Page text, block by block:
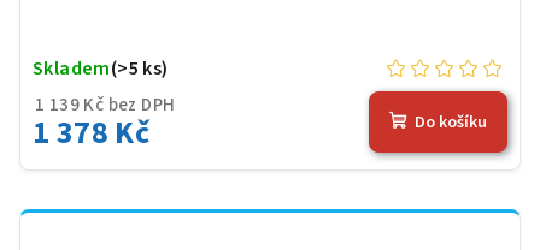
1 139 Kč bez DPH
1 378 Kč
Skladem(>5 ks)
Do košíku